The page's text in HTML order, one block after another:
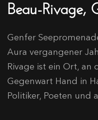
Beau-Rivage,
Genfer
Aura vergangener
Rivage ist ein Ort, an
Gegenwart Hand in
Politiker, Poeten und